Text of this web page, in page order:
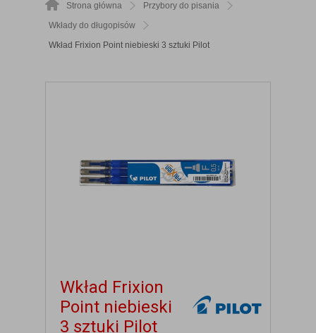
Strona główna
Przybory do pisania
Wkłady do długopisów
Wkład Frixion Point niebieski 3 sztuki Pilot
Wkład Frixion
Point niebieski
3 sztuki Pilot